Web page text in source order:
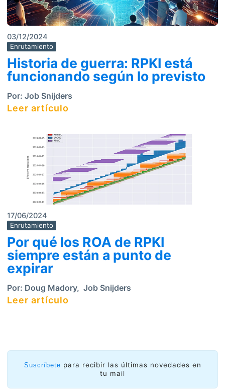
03/12/2024
Enrutamiento
Historia de guerra: RPKI está
funcionando según lo previsto
Por: Job Snijders
Leer artículo
17/06/2024
Enrutamiento
Por qué los ROA de RPKI
siempre están a punto de
expirar
Por: Doug Madory, Job Snijders
Leer artículo
Suscríbete para recibir las últimas novedades en
tu mail